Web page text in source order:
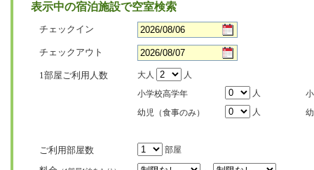
表示中の宿泊施設で空室検索
チェックイン
チェックアウト
1部屋ご利用人数 大人
人
小学校高学年
人
幼児（食事のみ）
人
ご利用部屋数 部屋